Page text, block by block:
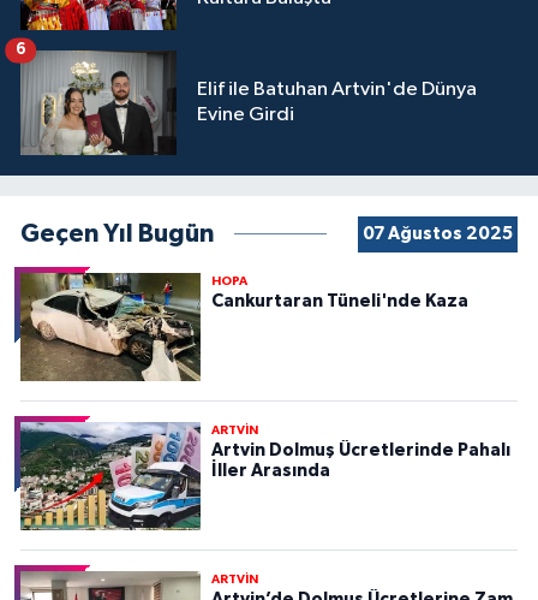
Elif ile Batuhan Artvin'de Dünya
Evine Girdi
6
Geçen Yıl Bugün 07 Ağustos 2025
HOPA
Cankurtaran Tüneli'nde Kaza
ARTVİN
Artvin Dolmuş Ücretlerinde Pahalı
İller Arasında
ARTVİN